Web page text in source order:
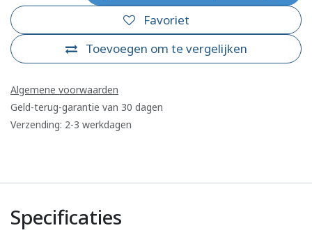
Toevoegen om te vergelijken
Favoriet
Algemene voorwaarden
Geld-terug-garantie van 30 dagen
Verzending: 2-3 werkdagen
Specificaties